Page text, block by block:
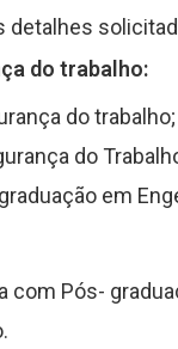
do trabalho:
do trabalho;
do
em
Pós-